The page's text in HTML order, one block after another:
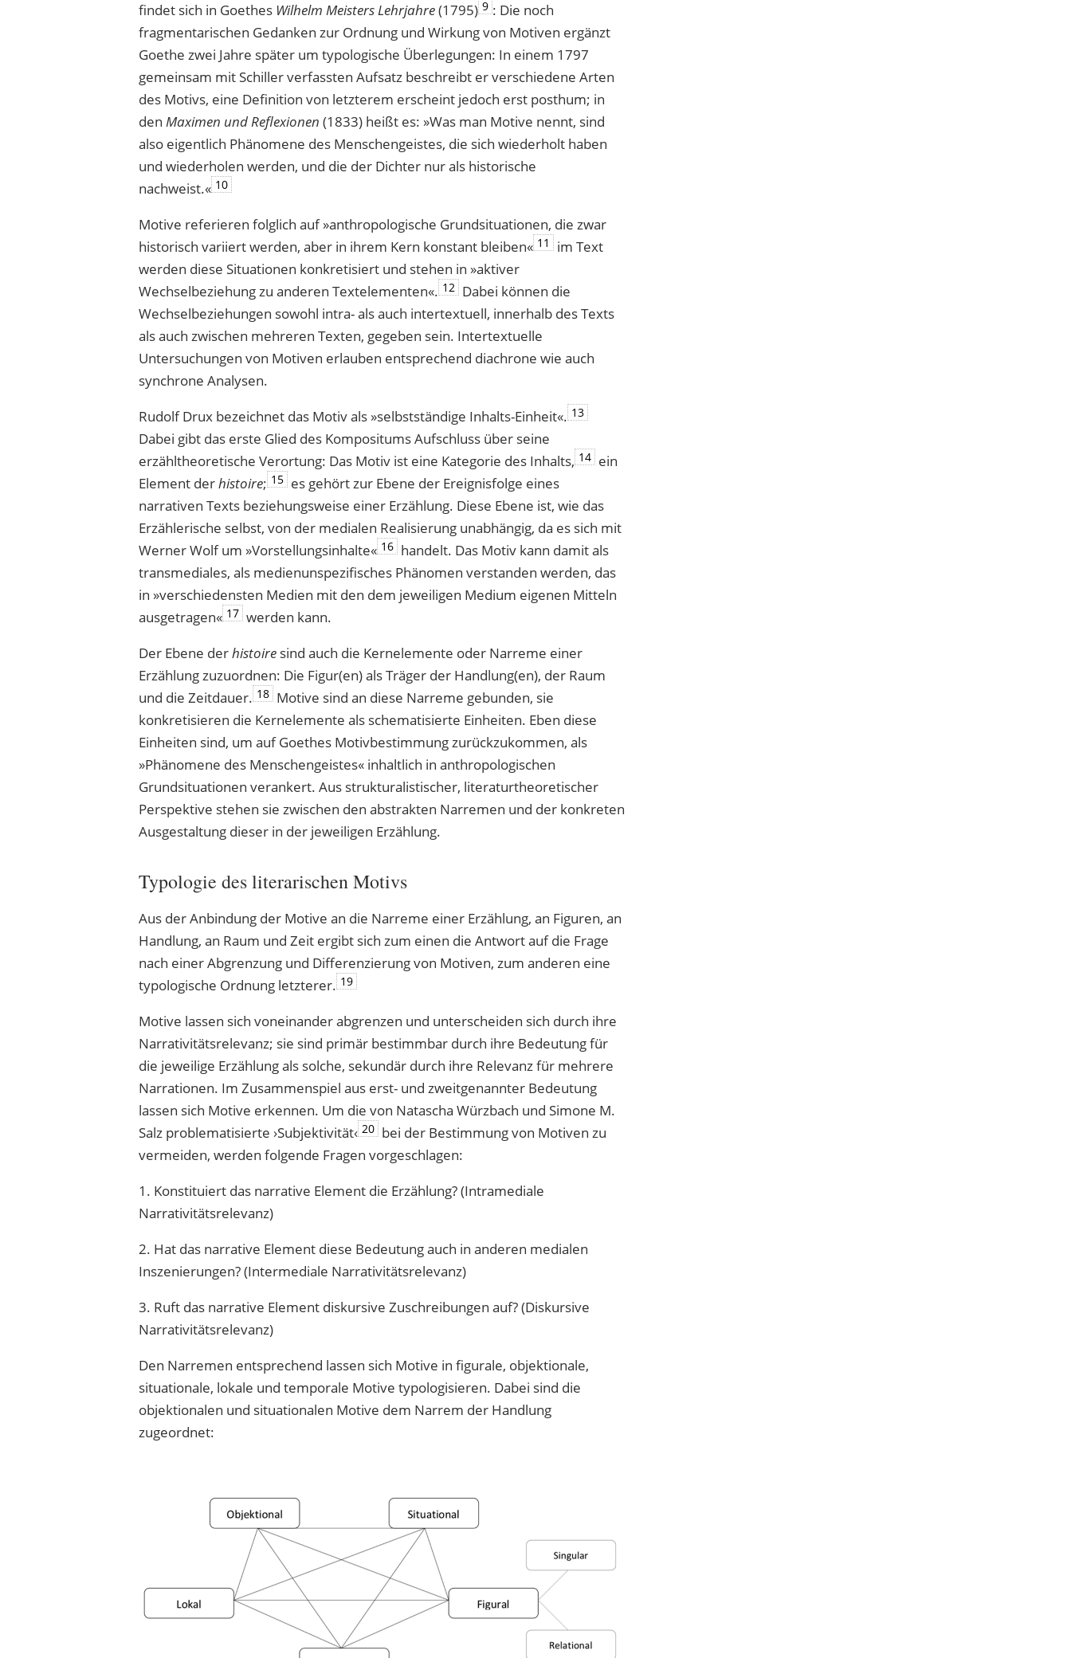
findet sich in Goethes Wilhelm Meisters Lehrjahre(1795) 9 : Die noch
fragmentarischen Gedanken zur Ordnung und Wirkung von Motiven ergänzt
Goethe zwei Jahre später um typologische Überlegungen: In einem 1797
gemeinsam mit Schiller verfassten Aufsatz beschreibt er verschiedene Arten
des Motivs, eine Definition von letzterem erscheint jedoch erst posthum; in
den Maximen und Reflexionen (1833) heißt es: »Was man Motive nennt, sind
also eigentlich Phänomene des Menschengeistes, die sich wiederholt haben
und wiederholen werden, und die der Dichter nur als historische
nachweist.« 10
Motive referieren folglich auf »anthropologische Grundsituationen, die zwar
histo­risch variiert werden, aber in ihrem Kern konstant bleiben« 11
im Text
werden diese Situationen konkretisiert und stehen in »aktiver
Wechselbeziehung zu anderen Text­elementen«. 12 Dabei können die
Wechselbeziehungen sowohl intra- als auch intertextuell, innerhalb des Texts
als auch zwischen mehreren Texten, gegeben sein. Intertextuelle
Untersuchungen von Motiven erlauben entsprechend diachrone wie auch
synchrone Analysen.
Rudolf Drux bezeichnet das Motiv als »selbstständige Inhalts-Einheit«. 13
Dabei gibt das erste Glied des Kompositums Aufschluss über seine
erzähltheoretische Verortung: Das Motiv ist eine Kategorie des Inhalts, 14 ein
Element derhistoire; 15 es gehört zur Ebene der Ereignisfolge eines
narrativen Texts beziehungsweise einer Erzählung. Diese Ebene ist, wie das
Erzählerische selbst, von der medialen Realisierung unabhängig, da es sich mit
Werner Wolf um »Vorstellungsinhalte« 16 handelt. Das Motiv kann damit als
transmediales, als medienunspezifisches Phänomen verstanden werden, das
in »verschiedensten Medien mit den dem jeweiligen Medium eigenen Mitteln
ausgetragen« 17 werden kann.
Der Ebene derhistoire sind auch die Kernelemente oder Narreme einer
Erzählung zuzuordnen: Die Figur(en) als Träger der Handlung(en), der Raum
und die Zeitdauer. 18 Motive sind an diese Narreme gebunden, sie
konkretisieren die Kernelemente als schematisierte Einheiten. Eben diese
Einheiten sind, um auf Goethes Motivbestimmung zurückzukommen, als
»Phänomene des Menschengeistes« inhaltlich in anthropologischen
Grundsituationen verankert. Aus strukturalistischer, literaturtheoretischer
Perspektive stehen sie zwischen den abstrakten Narremen und der konkreten
Ausgestaltung dieser in der jeweiligen Erzählung.
Typologie des literarischen Motivs
Aus der Anbindung der Motive an die Narreme einer Erzählung, an Figuren, an
Handlung, an Raum und Zeit ergibt sich zum einen die Antwort auf die Frage
nach einer Abgrenzung und Differenzierung von Motiven, zum anderen eine
typologische Ordnung letzterer. 19
Motive lassen sich voneinander abgrenzen und unterscheiden sich durch ihre
Narrativitätsrelevanz; sie sind primär bestimmbar durch ihre Bedeutung für
die jeweilige Erzählung als solche, sekundär durch ihre Relevanz für mehrere
Narrationen. Im Zusammenspiel aus erst- und zweitgenannter Bedeutung
lassen sich Motive erkennen. Um die von Natascha Würzbach und Simone M.
Salz problematisierte ›Subjektivität‹ 20 bei der Bestimmung von Motiven zu
vermeiden, werden folgende Fragen vorgeschlagen:
1. Konstituiert das narrative Element die Erzählung? (Intramediale
Narrativitätsrelevanz)
2. Hat das narrative Element diese Bedeutung auch in anderen medialen
Inszenierungen? (Intermediale Narrativitätsrelevanz)
3. Ruft das narrative Element diskursive Zuschreibungen auf? (Diskursive
Narrativitätsrelevanz)
Den Narremen entsprechend lassen sich Motive in figurale, objektionale,
situationale, lokale und temporale Motive typologisieren. Dabei sind die
objektionalen und situationalen Motive dem Narrem der Handlung
zugeordnet: